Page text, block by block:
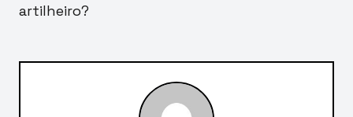
artilheiro?